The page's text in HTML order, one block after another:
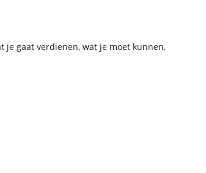
je gaat verdienen, wat je moet kunnen,